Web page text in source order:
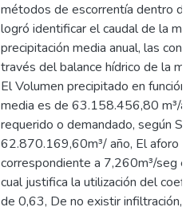
métodos de escorrentía dentro
logró identificar el caudal de la
precipitación media anual, las
través del balance hídrico de la
El Volumen precipitado en función
media es de 63.158.456,80 m³/
requerido o demandado, según
62.870.169,60m³/ año, El aforo
correspondiente a 7,260m³/seg
cual justifica la utilización del
de 0,63, De no existir infiltración,